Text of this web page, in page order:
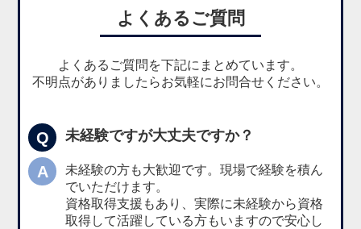
よくあるご質問
よくあるご質問を下記にまとめています。
不明点がありましたらお気軽にお問合せください。
Q 未経験ですが大丈夫ですか？
A
未経験の方も大歓迎です。現場で経験を積ん
でいただけます。
資格取得支援もあり、実際に未経験から資格
取得して活躍している方もいますので安心し